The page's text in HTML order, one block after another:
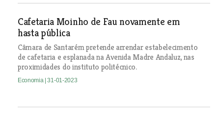
Cafetaria Moinho de Fau novamente em
hasta pública
Câmara de Santarém pretende arrendar estabelecimento
de cafetaria e esplanada na Avenida Madre Andaluz, nas
proximidades do instituto politécnico.
Economia | 31-01-2023